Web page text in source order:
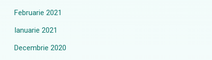
Februarie 2021
Ianuarie 2021
Decembrie 2020